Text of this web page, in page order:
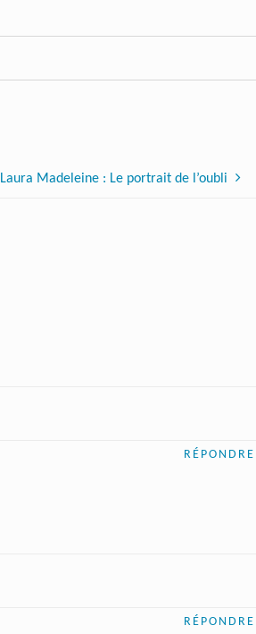
Laura Madeleine : Le portrait de l’oubli
RÉPONDRE
RÉPONDRE